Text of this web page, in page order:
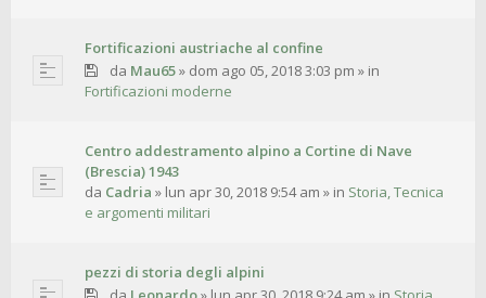
Fortificazioni austriache al confine
da Mau65» dom ago 05, 2018 3:03 pm » in
Fortificazioni moderne
Centro addestramento alpino a Cortine di Nave
(Brescia) 1943
da Cadria » lun apr 30, 2018 9:54 am » in Storia, Tecnica
e argomenti militari
pezzi di storia degli alpini